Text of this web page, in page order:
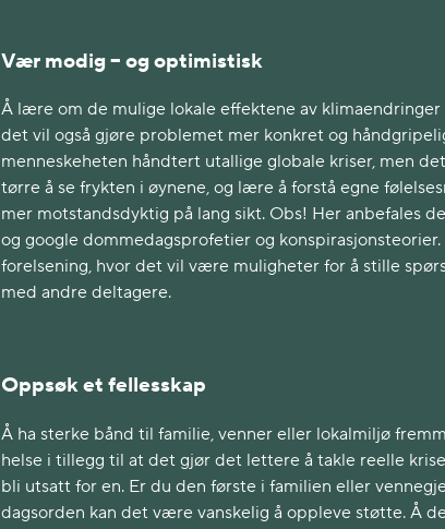
Vær modig – og optimistisk
Å lære om de mulige lokale effektene av
det vil også gjøre problemet mer konkret og
menneskeheten håndtert utallige globale kriser, men
tørre å se frykten i øynene, og lære å forstå egne
mer motstandsdyktig på lang sikt. Obs! Her anbefales
og google dommedagsprofetier og
forelsening, hvor det vil være muligheter for å stille
med andre deltagere.
Oppsøk et fellesskap
Å ha sterke bånd til familie, venner eller lokalmiljø
helse i tillegg til at det gjør det lettere å takle reelle
bli utsatt for en. Er du den første i familien eller
dagsorden kan det være vanskelig å oppleve støtte. Å